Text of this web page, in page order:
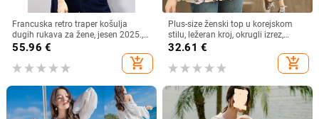
Francuska retro traper košulja
dugih rukava za žene, jesen 2025.,
nova ležerna, elegantna, svestrana,
55.96 €
add_shopping_cart
Plus-size ženski top u korejskom
stilu, ležeran kroj, okrugli izrez,
pamuk (70–80%), proljeće 2024
32.61 €
add_shopping_cart